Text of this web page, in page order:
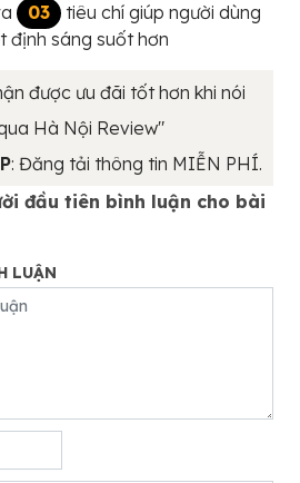
03 tiêu chí giúp người dùng
định sáng suốt hơn
được ưu đãi tốt hơn khi nói
Hà Nội Review"
: Đăng tải thông tin MIỄN PHÍ.
đầu tiên bình luận cho bài
LUẬN